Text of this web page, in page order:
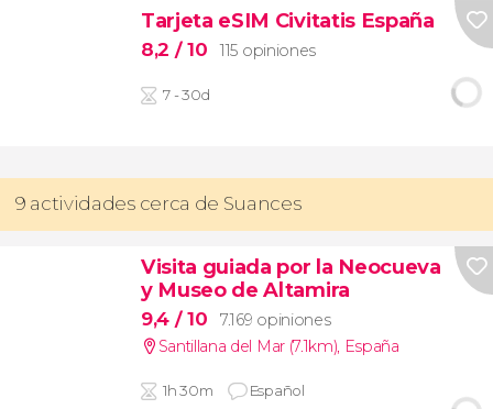
Tarjeta eSIM Civitatis España
8,2 / 10 115 opiniones
7 - 30d
9 actividades cerca de Suances
Visita guiada por la Neocueva
y Museo de Altamira
9,4 / 10
7.169 opiniones
Santillana del Mar (7.1km), España
1h 30m Español